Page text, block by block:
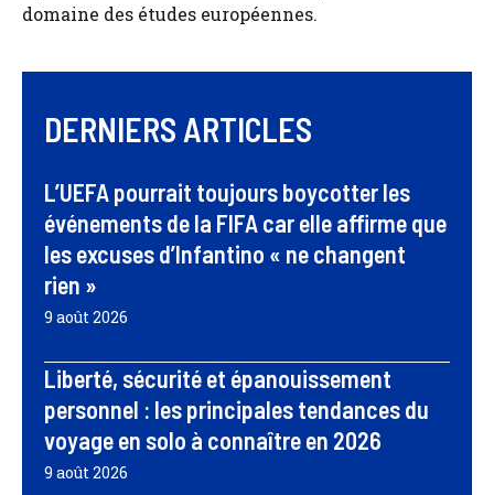
domaine des études européennes.
DERNIERS ARTICLES
L’UEFA pourrait toujours boycotter les
événements de la FIFA car elle affirme que
les excuses d’Infantino « ne changent
rien »
9 août 2026
Liberté, sécurité et épanouissement
personnel : les principales tendances du
voyage en solo à connaître en 2026
9 août 2026